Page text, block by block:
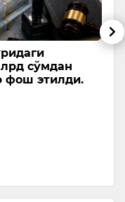
таҳдид
шубҳали